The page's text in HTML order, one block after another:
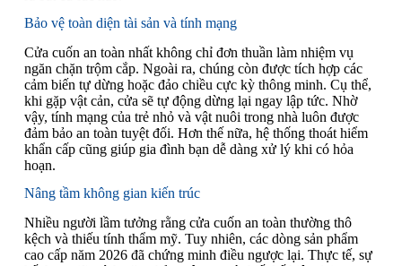
Bảo vệ toàn diện tài sản và tính mạng
Cửa cuốn an toàn nhất không chỉ đơn thuần làm nhiệm vụ
ngăn chặn trộm cắp. Ngoài ra, chúng còn được tích hợp các
cảm biến tự dừng hoặc đảo chiều cực kỳ thông minh. Cụ thể,
khi gặp vật cản, cửa sẽ tự động dừng lại ngay lập tức. Nhờ
vậy, tính mạng của trẻ nhỏ và vật nuôi trong nhà luôn được
đảm bảo an toàn tuyệt đối. Hơn thế nữa, hệ thống thoát hiểm
khẩn cấp cũng giúp gia đình bạn dễ dàng xử lý khi có hỏa
hoạn.
Nâng tầm không gian kiến trúc
Nhiều người lầm tưởng rằng cửa cuốn an toàn thường thô
kệch và thiếu tính thẩm mỹ. Tuy nhiên, các dòng sản phẩm
cao cấp năm 2026 đã chứng minh điều ngược lại. Thực tế, sự